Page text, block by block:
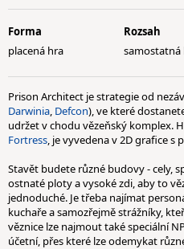
Forma
placená hra
Rozsah
samostatná
Prison Architect je strategie od
Darwinia, Defcon), ve které
udržet v chodu vězeňský komplex.
Fortress, je vyvedena v 2D grafice s
Stavět budete různé budovy - cely,
ostnaté ploty a vysoké zdi, aby to
jednoduché. Je třeba najímat
kuchaře a samozřejmě strážníky,
věznice lze najmout také speciální
účetní, přes které lze odemykat